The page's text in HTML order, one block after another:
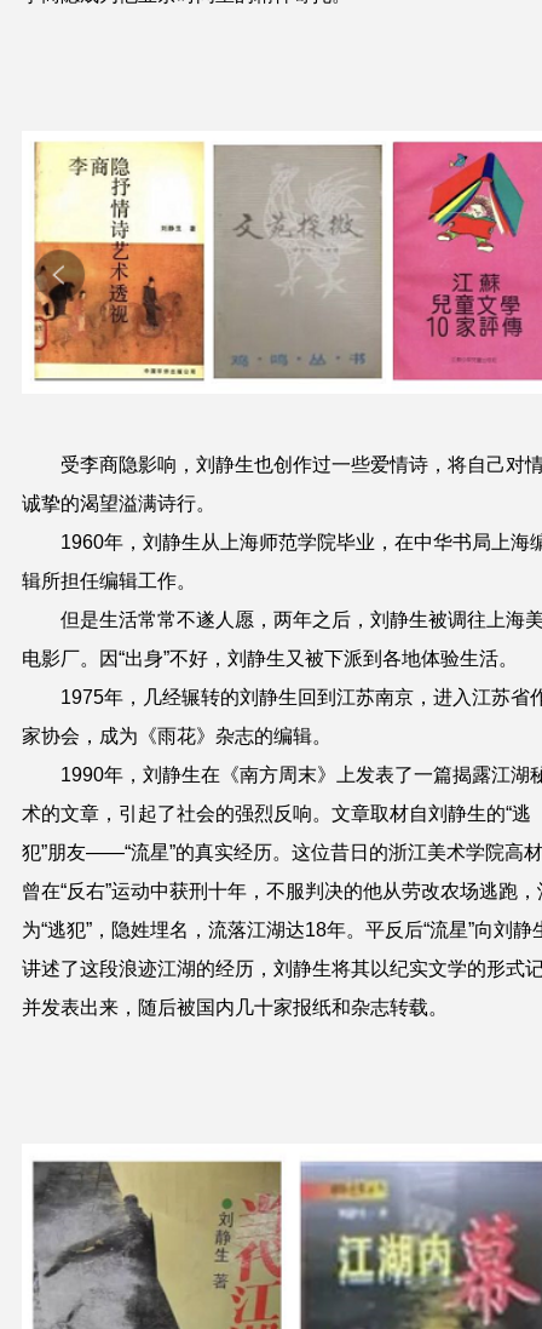
受李商隐影响，刘静生也创作过一些爱情诗，将自己对
诚挚的渴望溢满诗行。
1960年，刘静生从上海师范学院毕业，在中华书局上海
辑所担任编辑工作。
但是生活常常不遂人愿，两年之后，刘静生被调往上海
电影厂。因“出身”不好，刘静生又被下派到各地体验生活。
1975年，几经辗转的刘静生回到江苏南京，进入江苏省
家协会，成为《雨花》杂志的编辑。
1990年，刘静生在《南方周末》上发表了一篇揭露江湖
术的文章，引起了社会的强烈反响。文章取材自刘静生的“逃
犯”朋友——“流星”的真实经历。这位昔日的浙江美术学院高
曾在“反右”运动中获刑十年，不服判决的他从劳改农场逃跑，
为“逃犯”，隐姓埋名，流落江湖达18年。平反后“流星”向刘静
讲述了这段浪迹江湖的经历，刘静生将其以纪实文学的形式
并发表出来，随后被国内几十家报纸和杂志转载。